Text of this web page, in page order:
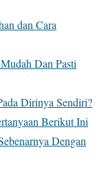
dan Cara
Dan Pasti
Dirinya Sendiri?
Berikut Ini
Dengan